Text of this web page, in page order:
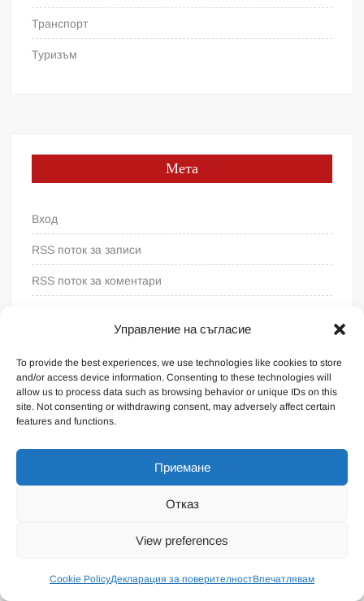
Управление на съгласие
To provide the best experiences, we use technologies like cookies to store
and/or access device information. Consenting to these technologies will
allow us to process data such as browsing behavior or unique IDs on this
site. Not consenting or withdrawing consent, may adversely affect certain
features and functions.
Приемане
Отказ
View preferences
Cookie PolicyДекларация за поверителностВпечатлявам
Транспорт
Туризъм
Мета
Вход
RSS поток за записи
RSS поток за коментари
Proudly powered by WordPress |Theme: FreeNews
Общи условия